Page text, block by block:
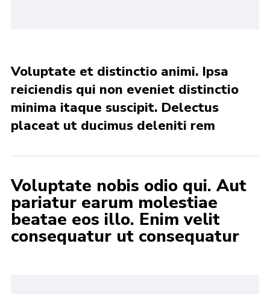
Voluptate et distinctio animi. Ipsa
reiciendis qui non eveniet distinctio
minima itaque suscipit. Delectus
placeat ut ducimus deleniti rem
Voluptate nobis odio qui. Aut
pariatur earum molestiae
beatae eos illo. Enim velit
consequatur ut consequatur